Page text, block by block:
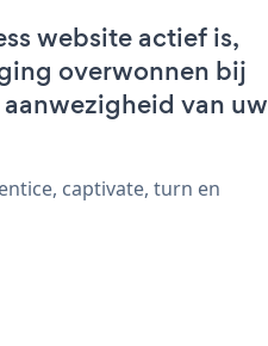
website actief is,
overwonnen bij
van uw
captivate, turn en